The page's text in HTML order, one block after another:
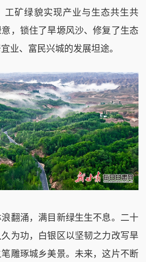
工矿绿貌实现产业与生态共生共
，锁住了旱塬风沙、修复了生态
业、富民兴城的发展坦途。
涌，满目新绿生生不息。二十
为功，白银区以坚韧之力改写旱
雕琢城乡美景。未来，这片不断